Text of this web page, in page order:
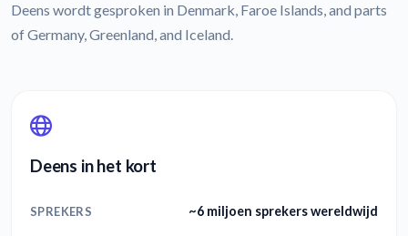
Deens wordt gesproken in Denmark, Faroe Islands, and parts
of Germany, Greenland, and Iceland.
Deens in het kort
SPREKERS ~6 miljoen sprekers wereldwijd